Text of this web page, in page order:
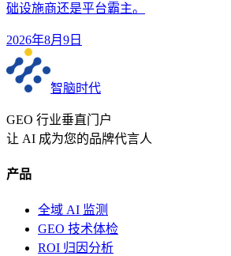
础设施商还是平台霸主。
2026年8月9日
智脑时代
GEO 行业垂直门户
让 AI 成为您的品牌代言人
产品
全域 AI 监测
GEO 技术体检
ROI 归因分析